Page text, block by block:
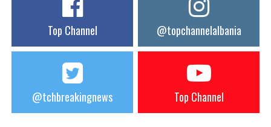
Top Channel @topchannelalbania
@tchbreakingnews Top Channel